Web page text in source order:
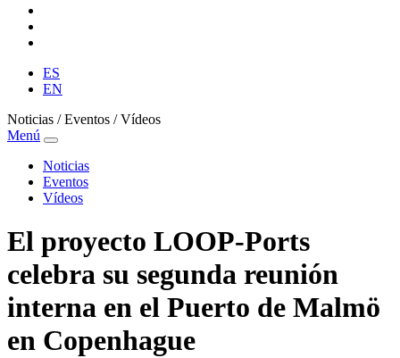
ES
EN
Noticias / Eventos / Vídeos
Menú
Noticias
Eventos
Vídeos
El proyecto LOOP-Ports
celebra su segunda reunión
interna en el Puerto de Malmö
en Copenhague